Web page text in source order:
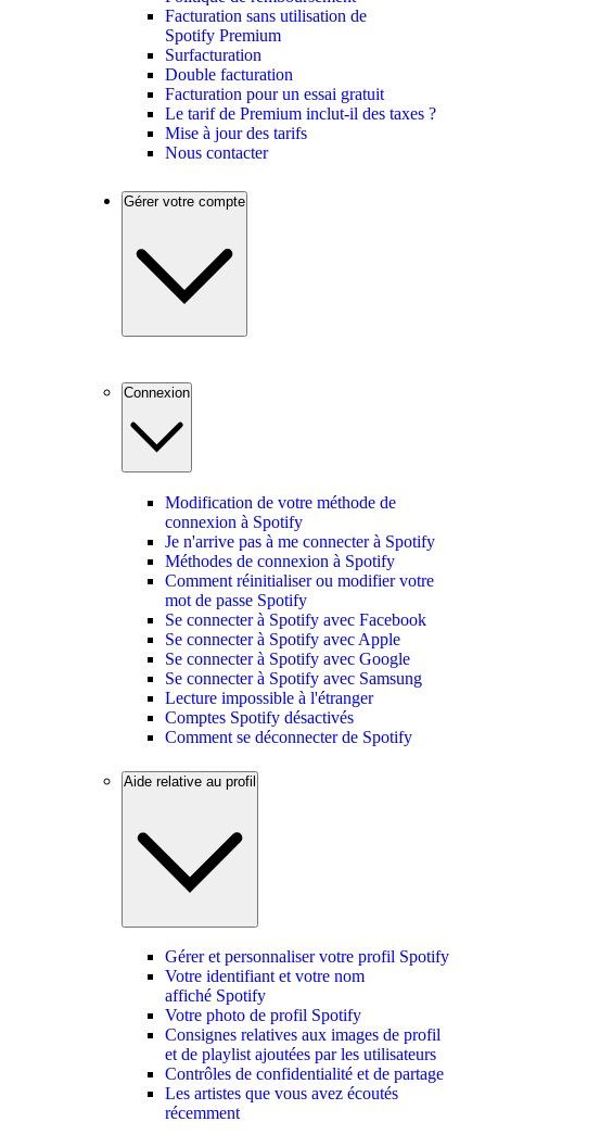
Facturation sans utilisation de
Spotify Premium
Surfacturation
Double facturation
Facturation pour un essai gratuit
Le tarif de Premium inclut-il des taxes ?
Mise à jour des tarifs
Nous contacter
Gérer votre compte
Connexion
Modification de votre méthode de
connexion à Spotify
Je n'arrive pas à me connecter à Spotify
Méthodes de connexion à Spotify
Comment réinitialiser ou modifier votre
mot de passe Spotify
Se connecter à Spotify avec Facebook
Se connecter à Spotify avec Apple
Se connecter à Spotify avec Google
Se connecter à Spotify avec Samsung
Lecture impossible à l'étranger
Comptes Spotify désactivés
Comment se déconnecter de Spotify
Aide relative au profil
Gérer et personnaliser votre profil Spotify
Votre identifiant et votre nom
affiché Spotify
Votre photo de profil Spotify
Consignes relatives aux images de profil
et de playlist ajoutées par les utilisateurs
Contrôles de confidentialité et de partage
Les artistes que vous avez écoutés
récemment